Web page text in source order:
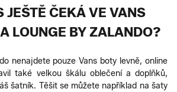
JEŠTĚ ČEKÁ VE VANS
LOUNGE BY ZALANDO?
nenajdete pouze Vans boty levně, online
také velkou škálu oblečení a doplňků,
šatník. Těšit se můžete například na šaty